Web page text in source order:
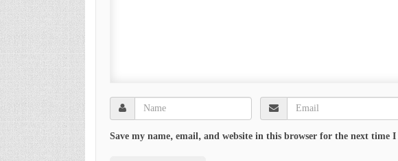
Save my name, email, and website in this browser for the next time I